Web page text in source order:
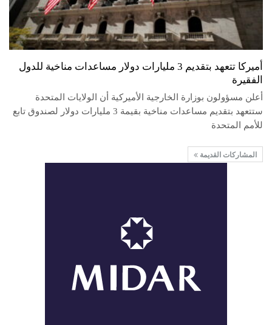
أميركا تتعهد بتقديم 3 مليارات دولار مساعدات مناخية للدول
الفقيرة
أعلن مسؤولون بوزارة الخارجية الأميركية أن الولايات المتحدة
ستتعهد بتقديم مساعدات مناخية بقيمة 3 مليارات دولار لصندوق تابع
للأمم المتحدة
المشاركات القديمة